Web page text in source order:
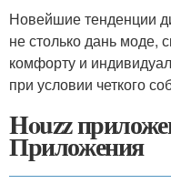
Новейшие тенденции
не столько дань моде,
комфорту и
при условии четкого
Houzz
Приложения